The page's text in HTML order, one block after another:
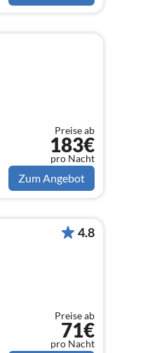
Preise ab
183€
pro Nacht
Zum Angebot
4.8
Preise ab
71€
pro Nacht